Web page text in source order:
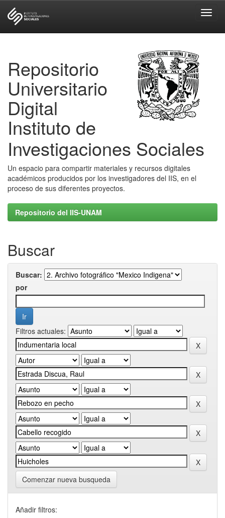
Repositorio
Universitario
Digital
Instituto de
Investigaciones Sociales
Un espacio para compartir materiales y recursos digitales
académicos producidos por los investigadores del IIS, en el
proceso de sus diferentes proyectos.
Repositorio del IIS-UNAM
Buscar
Buscar:
por
Filtros actuales:
Comenzar nueva busqueda
Añadir filtros: